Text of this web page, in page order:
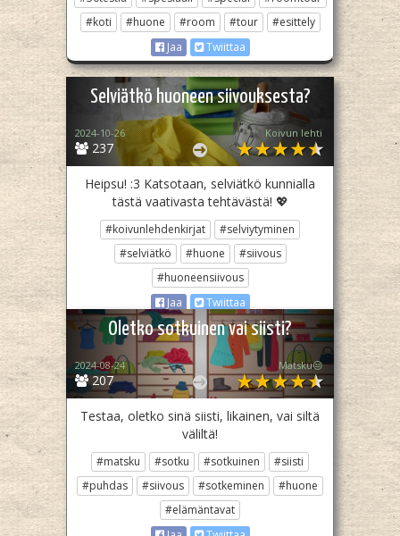
#koti
#huone #room #tour
#esittely
Jaa
Twiittaa
Selviätkö huoneen siivouksesta?
237
2024-10-26 Koivun lehti
Heipsu! :3 Katsotaan, selviätkö kunnialla
tästä vaativasta tehtävästä! 💖
#koivunlehdenkirjat
#selviytyminen
#selviätkö
#huone
#siivous
#huoneensiivous
Jaa
Twiittaa
Oletko sotkuinen vai siisti?
207
2024-08-24 Matsku😒
Testaa, oletko sinä siisti, likainen, vai siltä
väliltä!
#matsku #sotku #sotkuinen
#siisti
#puhdas
#siivous #sotkeminen
#huone
#elämäntavat